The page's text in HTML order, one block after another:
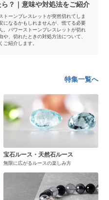
ら？｜意味や対処法をご紹介
トーンブレスレットが突然切れてしま
になるかもしれませんが、慌てる必要
。パワーストーンブレスレットが切れ
や、切れたときの対処方法について、
ご紹介します。
特集一覧へ
宝石ルース・天然石ルース
無限に広がるルースの楽しみ方